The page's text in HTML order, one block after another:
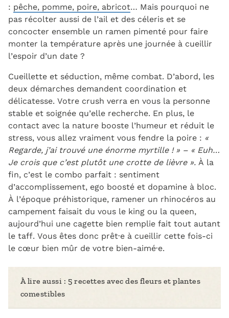
: pêche, pomme, poire, abricot… Mais pourquoi ne
pas récolter aussi de l’ail et des céleris et se
concocter ensemble un ramen pimenté pour faire
monter la température après une journée à cueillir
l’espoir d’un date ?
Cueillette et séduction, même combat. D’abord, les
deux démarches demandent coordination et
délicatesse. Votre crush verra en vous la personne
stable et soignée qu’elle recherche. En plus, le
contact avec la nature booste l’humeur et réduit le
stress, vous allez vraiment vous fendre la poire : «
Regarde, j’ai trouvé une énorme myrtille ! » – « Euh…
Je crois que c’est plutôt une crotte de lièvre ». À la
fin, c’est le combo parfait : sentiment
d’accomplissement, ego boosté et dopamine à bloc.
À l’époque préhistorique, ramener un rhinocéros au
campement faisait du vous le king ou la queen,
aujourd’hui une cagette bien remplie fait tout autant
le taff. Vous êtes donc prêt·e à cueillir cette fois-ci
le cœur bien mûr de votre bien-aimé·e.
À lire aussi : 5 recettes avec des fleurs et plantes
comestibles